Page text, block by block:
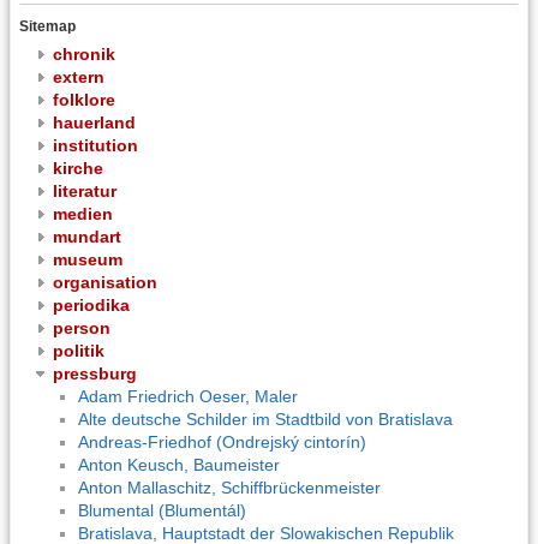
Sitemap
chronik
extern
folklore
hauerland
institution
kirche
literatur
medien
mundart
museum
organisation
periodika
person
politik
pressburg
Adam Friedrich Oeser, Maler
Alte deutsche Schilder im Stadtbild von Bratislava
Andreas-Friedhof (Ondrejský cintorín)
Anton Keusch, Baumeister
Anton Mallaschitz, Schiffbrückenmeister
Blumental (Blumentál)
Bratislava, Hauptstadt der Slowakischen Republik